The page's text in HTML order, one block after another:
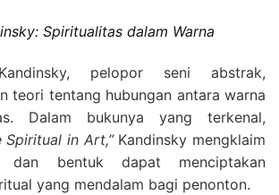
Spiritualitas dalam Warna
pelopor seni abstrak,
teori tentang hubungan antara warna
Dalam bukunya yang terkenal,
Spiritual in Art,”Kandinsky mengklaim
dan bentuk dapat menciptakan
yang mendalam bagi penonton.